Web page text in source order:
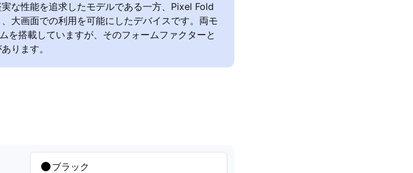
な性能を追求したモデルである一方、Pixel Fold
大画面での利用を可能にしたデバイスです。両モ
を搭載していますが、そのフォームファクターと
ります。
ブラック